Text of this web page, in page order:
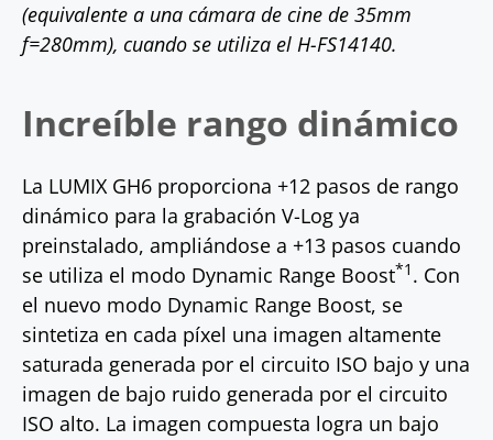
(equivalente a una cámara de cine de 35mm
f=280mm), cuando se utiliza el H-FS14140.
Increíble rango dinámico
La LUMIX GH6 proporciona +12 pasos de rango
dinámico para la grabación V-Log ya
preinstalado, ampliándose a +13 pasos cuando
se utiliza el modo Dynamic Range Boost*1 . Con
el nuevo modo Dynamic Range Boost, se
sintetiza en cada píxel una imagen altamente
saturada generada por el circuito ISO bajo y una
imagen de bajo ruido generada por el circuito
ISO alto. La imagen compuesta logra un bajo